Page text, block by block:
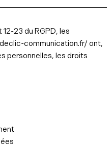
23 du RGPD, les
communication.fr/ ont,
personnelles, les droits